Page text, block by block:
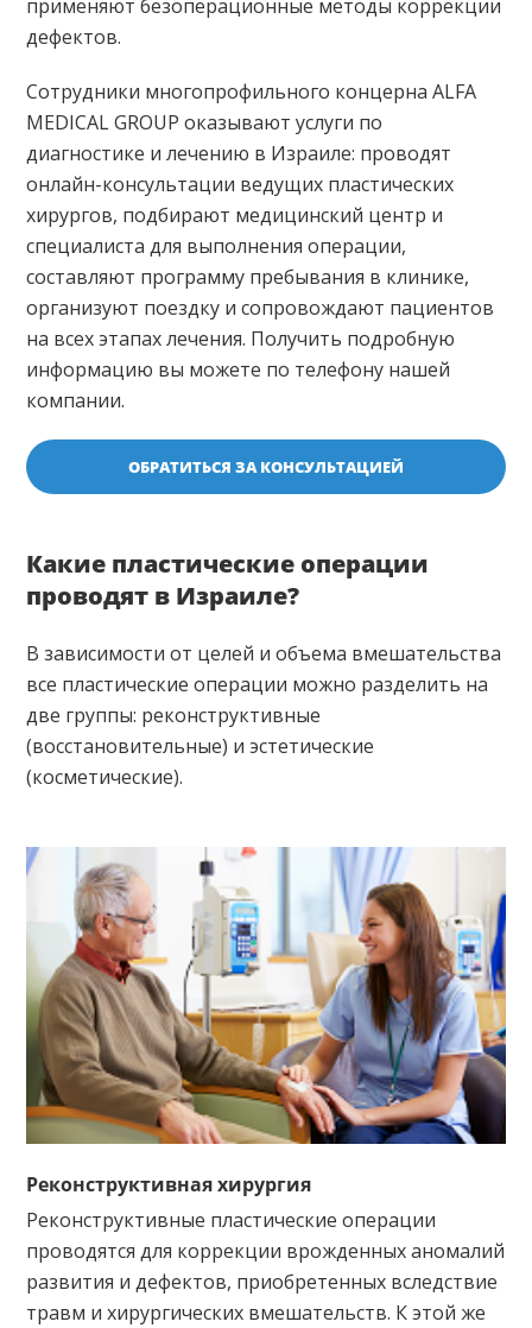
применяют безоперационные методы коррекции
дефектов.
Сотрудники многопрофильного концерна ALFA
MEDICAL GROUP оказывают услуги по
диагностике и лечению в Израиле: проводят
онлайн-консультации ведущих пластических
хирургов, подбирают медицинский центр и
специалиста для выполнения операции,
составляют программу пребывания в клинике,
организуют поездку и сопровождают пациентов
на всех этапах лечения. Получить подробную
информацию вы можете по телефону нашей
компании.
ОБРАТИТЬСЯ ЗА КОНСУЛЬТАЦИЕЙ
Какие пластические операции
проводят в Израиле?
В зависимости от целей и объема вмешательства
все пластические операции можно разделить на
две группы: реконструктивные
(восстановительные) и эстетические
(косметические).
Реконструктивная хирургия
Реконструктивные пластические операции
проводятся для коррекции врожденных аномалий
развития и дефектов, приобретенных вследствие
травм и хирургических вмешательств. К этой же